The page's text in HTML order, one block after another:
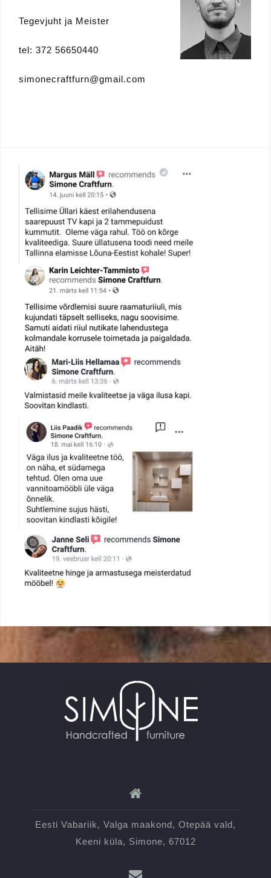
Tegevjuht ja Meister
tel: 372 56650440
simonecraftfurn@gmail.com
Eesti Vabariik, Valga maakond, Otepää vald,
Keeni küla, Simone, 67012